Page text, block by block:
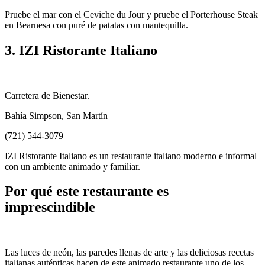
Pruebe el mar con el Ceviche du Jour y pruebe el Porterhouse Steak
en Bearnesa con puré de patatas con mantequilla.
3. IZI Ristorante Italiano
Carretera de Bienestar.
Bahía Simpson, San Martín
(721) 544-3079
IZI Ristorante Italiano es un restaurante italiano moderno e informal
con un ambiente animado y familiar.
Por qué este restaurante es
imprescindible
Las luces de neón, las paredes llenas de arte y las deliciosas recetas